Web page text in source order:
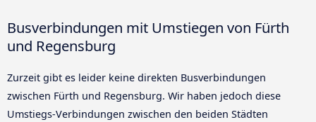
Busverbindungen mit Umstiegen von Fürth
und Regensburg
Zurzeit gibt es leider keine direkten Busverbindungen
zwischen Fürth und Regensburg. Wir haben jedoch diese
Umstiegs-Verbindungen zwischen den beiden Städten